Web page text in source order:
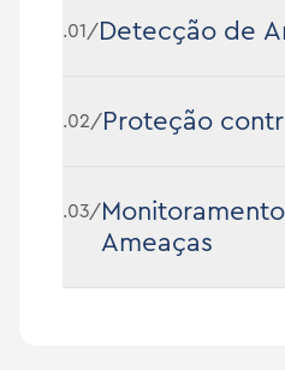
.01/Detecção de
.02/Proteção
.03/
Ameaças